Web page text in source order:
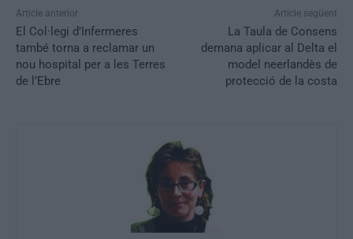
Article anterior
El Col·legi d’Infermeres
també torna a reclamar un
nou hospital per a les Terres
de l’Ebre
Article següent
La Taula de Consens
demana aplicar al Delta el
model neerlandès de
protecció de la costa